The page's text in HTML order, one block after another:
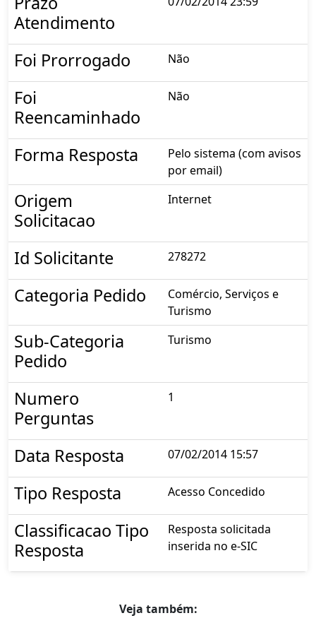
Atendimento
Foi Prorrogado Não
Foi
Reencaminhado
Não
Forma Resposta
Pelo sistema (com avisos
por email)
Origem
Solicitacao
Internet
Id Solicitante 278272
Categoria Pedido
Comércio, Serviços e
Turismo
Sub-Categoria
Pedido
Turismo
Numero
Perguntas
1
Data Resposta 07/02/2014 15:57
Tipo Resposta Acesso Concedido
Classificacao Tipo
Resposta
Resposta solicitada
inserida no e-SIC
Veja também: